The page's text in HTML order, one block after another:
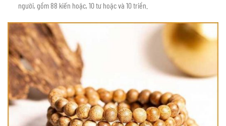
người, gồm 88 kiến hoặc, 10 tư hoặc và 10 triền.